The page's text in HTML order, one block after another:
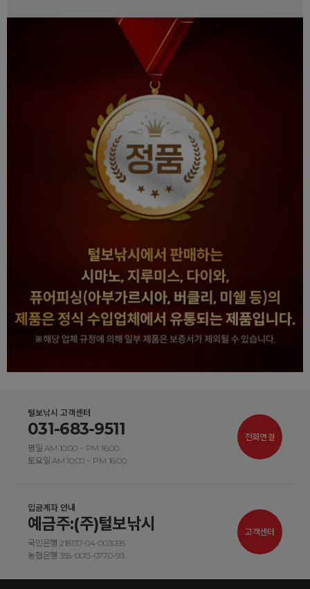
털보낚시 고객센터
031-683-9511
평일 AM 10:00 ~ PM 16:00
토요일 AM 10:00 ~ PM 16:00
전화연결
입금계좌 안내
예금주:(주)털보낚시
국민은행 218137-04-003095
농협은행 355-0015-0770-93
고객센터